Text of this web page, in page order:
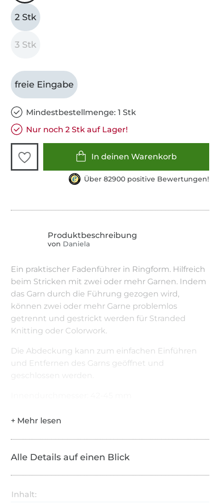
2 Stk
3 Stk
freie Eingabe
Mindestbestellmenge: 1 Stk
Nur noch 2 Stk auf Lager!
In deinen Warenkorb
Über 82900 positive Bewertungen!
von Daniela
Ein praktischer Fadenführer in Ringform. Hilfreich
beim Stricken mit zwei oder mehr Garnen. Indem
das Garn durch die Führung gezogen wird,
können zwei oder mehr Garne problemlos
getrennt und gestrickt werden für Stranded
Knitting oder Colorwork.
Die Abdeckung kann zum einfachen Einführen
und Entfernen des Garns geöffnet und
Alle Details auf einen Blick
Inhalt: